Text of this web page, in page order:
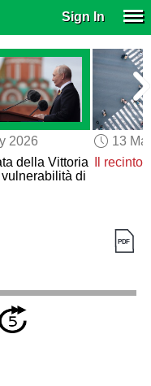
Sign In
2026
della Vittoria
di
13
Il recinto